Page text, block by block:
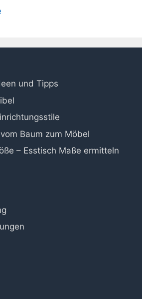
und Tipps
Baum zum Möbel
– Esstisch Maße ermitteln